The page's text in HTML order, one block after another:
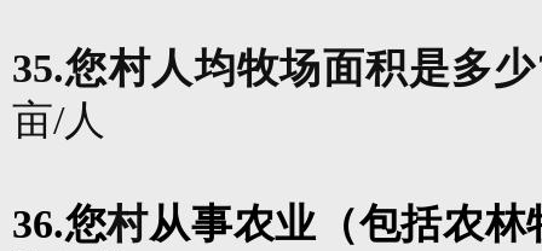
35.您村人均牧场面积是多少
亩/人
36.您村从事农业（包括农